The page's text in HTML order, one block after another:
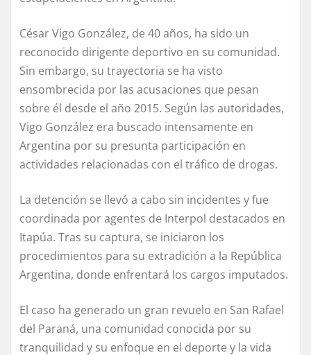
César Vigo González, de 40 años, ha sido un
reconocido dirigente deportivo en su comunidad.
Sin embargo, su trayectoria se ha visto
ensombrecida por las acusaciones que pesan
sobre él desde el año 2015. Según las autoridades,
Vigo González era buscado intensamente en
Argentina por su presunta participación en
actividades relacionadas con el tráfico de drogas.
La detención se llevó a cabo sin incidentes y fue
coordinada por agentes de Interpol destacados en
Itapúa. Tras su captura, se iniciaron los
procedimientos para su extradición a la República
Argentina, donde enfrentará los cargos imputados.
El caso ha generado un gran revuelo en San Rafael
del Paraná, una comunidad conocida por su
tranquilidad y su enfoque en el deporte y la vida